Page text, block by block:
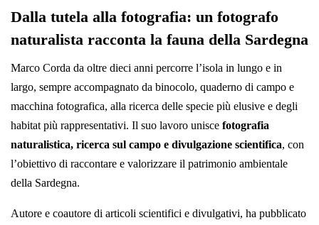
Dalla tutela alla fotografia: un fotografo
naturalista racconta la fauna della Sardegna
Marco Corda da oltre dieci anni percorre l’isola in lungo e in
largo, sempre accompagnato da binocolo, quaderno di campo e
macchina fotografica, alla ricerca delle specie più elusive e degli
habitat più rappresentativi. Il suo lavoro unisce fotografia
naturalistica, ricerca sul campo e divulgazione scientifica, con
l’obiettivo di raccontare e valorizzare il patrimonio ambientale
della Sardegna.
Autore e coautore di articoli scientifici e divulgativi, ha pubblicato